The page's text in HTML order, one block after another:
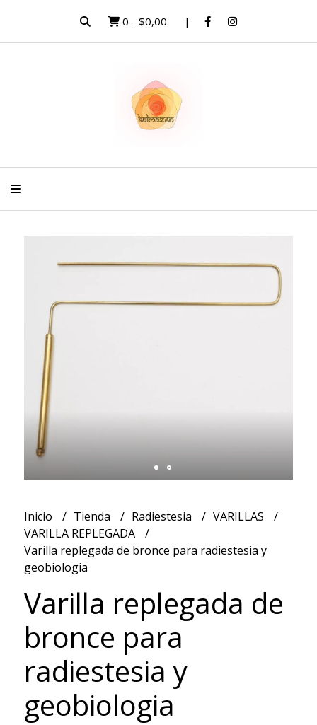
0 - $0,00
Inicio Tienda Radiestesia
VARILLAS
VARILLA REPLEGADA
Varilla replegada de bronce para radiestesia y
geobiologia
Varilla replegada de
bronce para
radiestesia y
geobiologia